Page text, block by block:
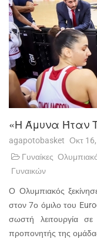
«Η Άμυνα Ήταν
agapotobasket Οκτ
Γυναίκες
Γυναικών
Ο Ολυμπιακός
στον 7ο όμιλο του
σωστή λειτουργία
προπονητής της